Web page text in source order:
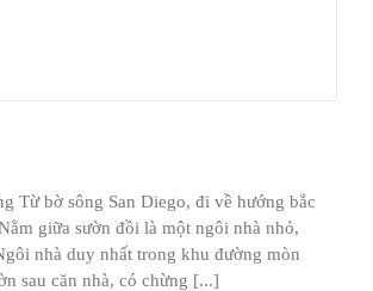
Từ bờ sông San Diego, đi về hướng bắc
giữa sườn đồi là một ngôi nhà nhỏ,
nhà duy nhất trong khu đường mòn
sau căn nhà, có chừng [...]